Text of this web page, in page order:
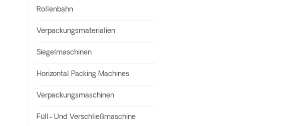
Rollenbahn
Verpackungsmaterialien
Siegelmaschinen
Horizontal Packing Machines
Verpackungsmaschinen
Füll- Und Verschließmaschine